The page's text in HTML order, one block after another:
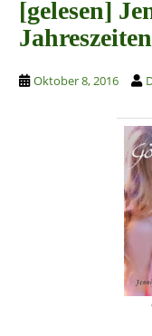
[gelesen]
Jahreszeiten
Oktober 8, 2016